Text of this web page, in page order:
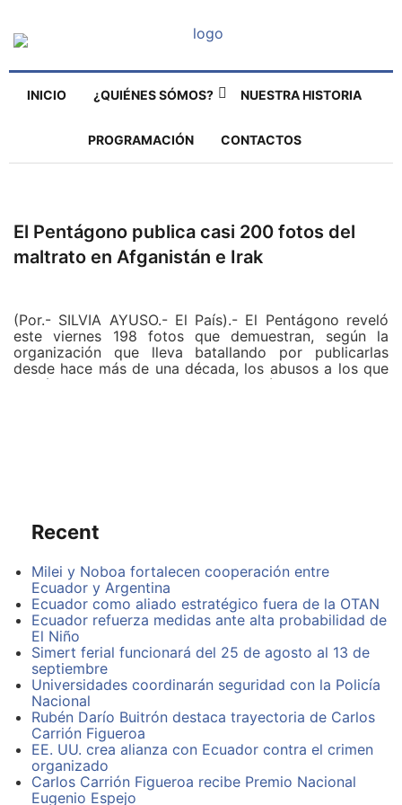
INICIO ¿QUIÉNES SÓMOS? NUESTRA HISTORIA
PROGRAMACIÓN CONTACTOS
El Pentágono publica casi 200 fotos del
maltrato en Afganistán e Irak
(Por.- SILVIA AYUSO.- El País).- El Pentágono reveló
este viernes 198 fotos que demuestran, según la
organización que lleva batallando por publicarlas
desde hace más de una década, los abusos a los que
el Ejército de Estados Unidos sometió a prisioneros en
los ojos tapados en el momento de su captura. Tanto
por la calidad de las imágenes como por la escasa
magnitud de los abusos cometidos.
Y ahí está precisamente el problema. ACLU, la
organización defensora de libertades civiles
responsable de que ahora se conozcan estas 198
imágenes, llevaba demandando ante los tribunales su
publicación desde 2004. Pero aunque celebró el paso
dado este viernes por el Pentágono —a regañadientes
y tras muchos reparos— subrayó que todavía quedan
1.800 fotografías más que el Departamento de
Defensa se niega a revelar y que podrían aclarar la
magnitud de los abusos y hasta qué nivel de mando
eran conocidos.
Recent
Milei y Noboa fortalecen cooperación entre
Ecuador y Argentina
Ecuador como aliado estratégico fuera de la OTAN
Ecuador refuerza medidas ante alta probabilidad de
El Niño
Simert ferial funcionará del 25 de agosto al 13 de
septiembre
Universidades coordinarán seguridad con la Policía
Nacional
Rubén Darío Buitrón destaca trayectoria de Carlos
Carrión Figueroa
EE. UU. crea alianza con Ecuador contra el crimen
organizado
Carlos Carrión Figueroa recibe Premio Nacional
Eugenio Espejo